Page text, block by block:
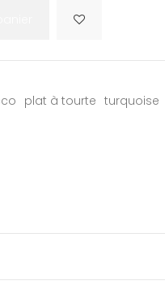
plat à tourte turquoise